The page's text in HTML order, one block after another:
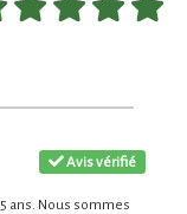
Avis vérifié
ans. Nous sommes